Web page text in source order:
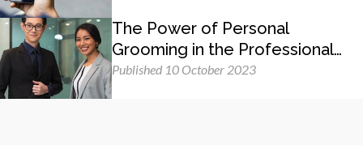
The Power of Personal
Grooming in the Professional
Workplace
Published 10 October 2023